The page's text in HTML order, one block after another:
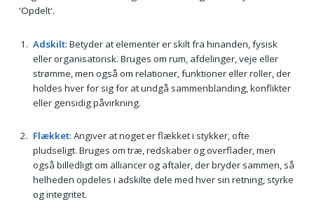
'Opdelt'.
Adskilt: Betyder at elementer er skilt fra hinanden, fysisk
eller organisatorisk. Bruges om rum, afdelinger, veje eller
strømme, men også om relationer, funktioner eller roller, der
holdes hver for sig for at undgå sammenblanding, konflikter
eller gensidig påvirkning.
Flækket: Angiver at noget er flækket i stykker, ofte
pludseligt. Bruges om træ, redskaber og overflader, men
også billedligt om alliancer og aftaler, der bryder sammen, så
helheden opdeles i adskilte dele med hver sin retning, styrke
og integritet.